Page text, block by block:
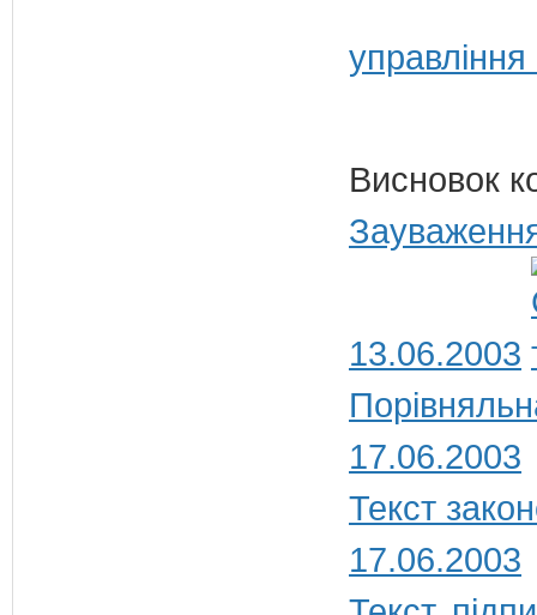
Висновок
13.06.2003
17.06.2003
Текст
17.06.2003